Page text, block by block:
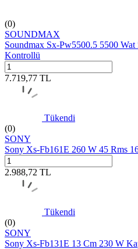
(0)
SOUNDMAX
Soundmax Sx-Pw5500.5 5500
Kontrollü
7.719,77 TL
Tükendi
(0)
SONY
Sony Xs-Fb161E 260 W 45 Rms
2.988,72 TL
Tükendi
(0)
SONY
Sony Xs-Fb131E 13 Cm 230 W